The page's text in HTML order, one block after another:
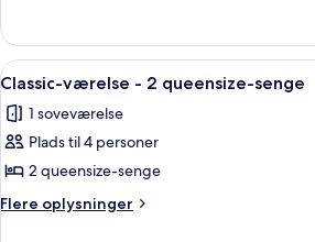
kingsize-
seng
værelse
1
seng
Indlæs
alle
billeder
af
Classic-
værelse
Et
6
Classic-værelse - 2 queensize-senge
1 soveværelse
Plads til 4 personer
2 queensize-senge
Flere oplysninger
Flere